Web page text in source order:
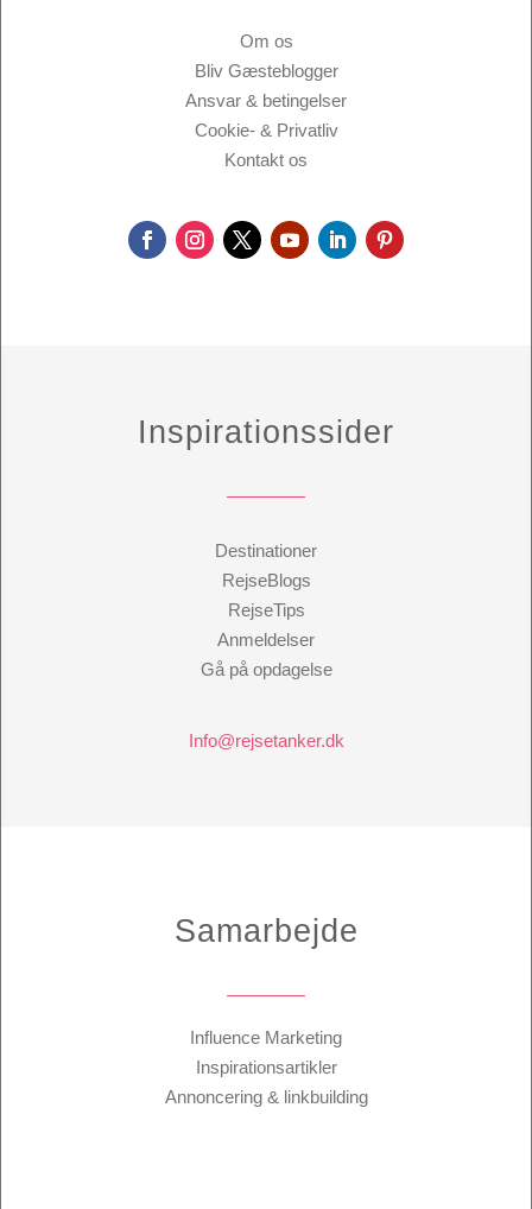
Om os
Bliv Gæsteblogger
Ansvar & betingelser
Cookie- & Privatliv
Kontakt os
Inspirationssider
Destinationer
RejseBlogs
RejseTips
Anmeldelser
Gå på opdagelse
Info@rejsetanker.dk
Samarbejde
Influence Marketing
Inspirationsartikler
Annoncering & linkbuilding